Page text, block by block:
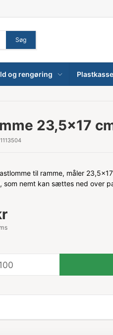
Søg
og rengøring
23,5x17
til ramme, måler
som nemt kan sættes ned over